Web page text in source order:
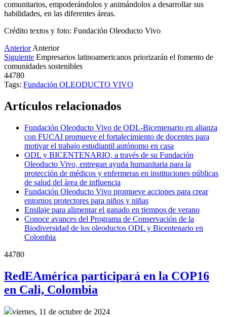
comunitarios, empoderándolos y animándolos a desarrollar sus
habilidades, en las diferentes áreas.
Crédito textos y foto: Fundación Oleoducto Vivo
Anterior Anterior
Siguiente Empresarios latinoamericanos priorizarán el fomento de
comunidades sostenibles
44780
Tags: Fundación OLEODUCTO VIVO
Artículos relacionados
Fundación Oleoducto Vivo de ODL-Bicentenario en alianza
con FUCAI promueve el fortalecimiento de docentes para
motivar el trabajo estudiantil autónomo en casa
ODL y BICENTENARIO, a través de su Fundación
Oleoducto Vivo, entregan ayuda humanitaria para la
protección de médicos y enfermeras en instituciones públicas
de salud del área de influencia
Fundación Oleoducto Vivo promueve acciones para crear
entornos protectores para niños y niñas
Ensilaje para alimentar el ganado en tiempos de verano
Conoce avances del Programa de Conservación de la
Biodiversidad de los oleoductos ODL y Bicentenario en
Colombia
44780
RedEAmérica participará en la COP16
en Cali, Colombia
viernes, 11 de octubre de 2024